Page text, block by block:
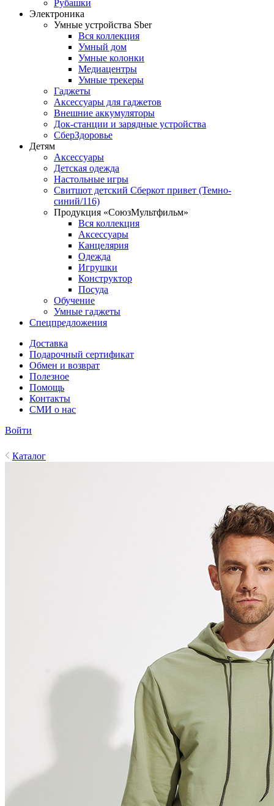
Рубашки
Электроника
Умные устройства Sber
Вся коллекция
Умный дом
Умные колонки
Медиацентры
Умные трекеры
Гаджеты
Аксессуары для гаджетов
Внешние аккумуляторы
Док-станции и зарядные устройства
СберЗдоровье
Детям
Аксессуары
Детская одежда
Настольные игры
Свитшот детский Сберкот привет (Темно-
синий/116)
Продукция «СоюзМультфильм»
Вся коллекция
Аксессуары
Канцелярия
Одежда
Игрушки
Конструктор
Посуда
Обучение
Умные гаджеты
Спецпредложения
Доставка
Подарочный сертификат
Обмен и возврат
Полезное
Помощь
Контакты
СМИ о нас
Войти
Каталог